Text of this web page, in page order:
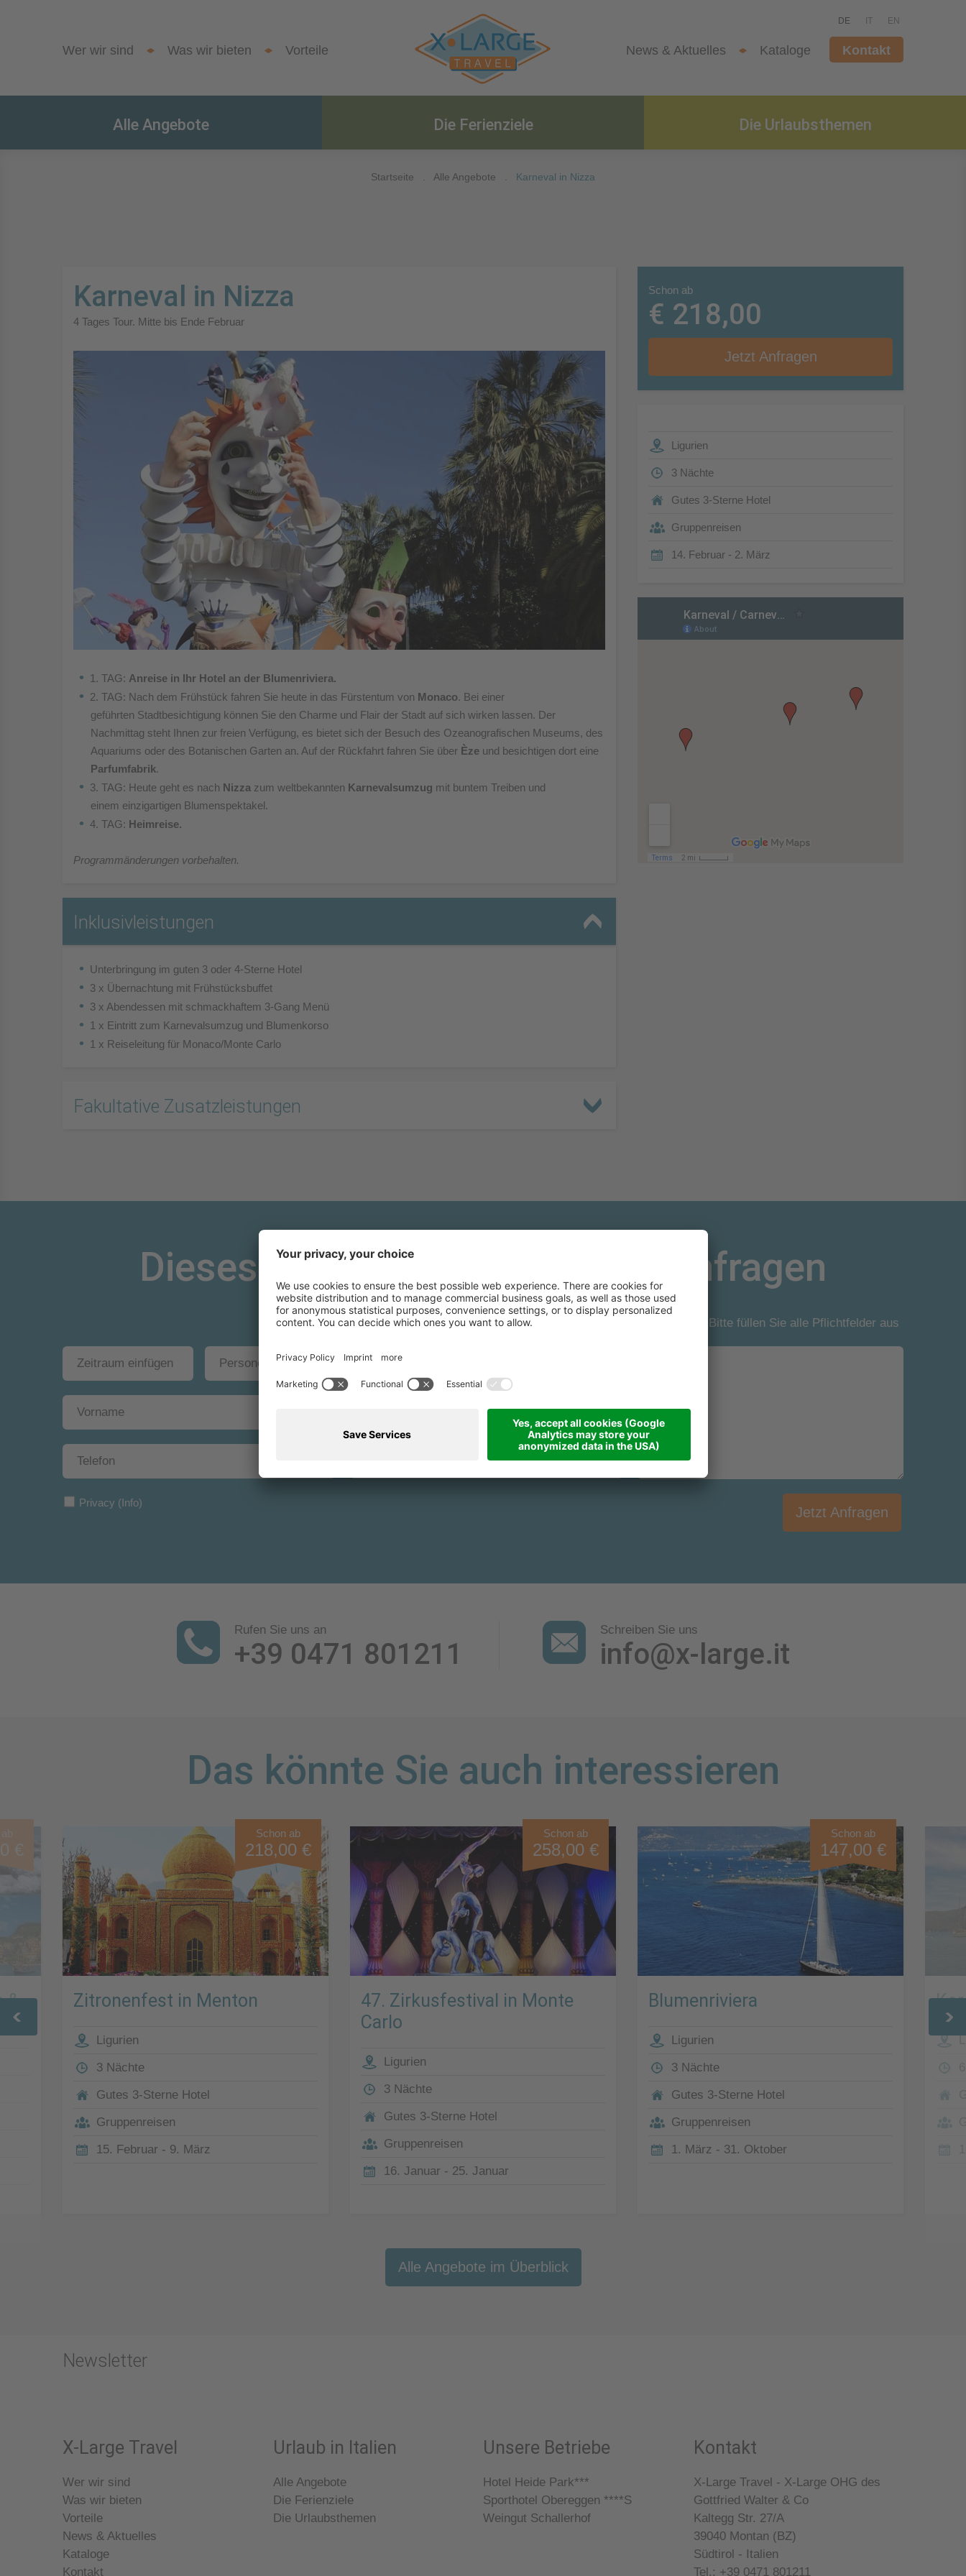
DE IT EN
Wer wir sind Was wir bieten Vorteile News & Aktuelles Kataloge Kontakt
Alle Angebote Die Ferienziele Die Urlaubsthemen
Startseite Alle Angebote Karneval in Nizza
Karneval in Nizza
4 Tages Tour. Mitte bis Ende Februar
1. TAG: Anreise in Ihr Hotel an der Blumenriviera.
2. TAG: Nach dem Frühstück fahren Sie heute in das Fürstentum von Monaco. Bei einer
geführten Stadtbesichtigung können Sie den Charme und Flair der Stadt auf sich wirken lassen. Der
Nachmittag steht Ihnen zur freien Verfügung, es bietet sich der Besuch des Ozeanografischen Museums, des
Aquariums oder des Botanischen Garten an. Auf der Rückfahrt fahren Sie über Èze und besichtigen dort eine
Parfumfabrik.
3. TAG: Heute geht es nach Nizza zum weltbekannten Karnevalsumzug mit buntem Treiben und
einem einzigartigen Blumenspektakel.
4. TAG: Heimreise.
Programmänderungen vorbehalten.
Inklusivleistungen
Unterbringung im guten 3 oder 4-Sterne Hotel
3 x Übernachtung mit Frühstücksbuffet
3 x Abendessen mit schmackhaftem 3-Gang Menü
1 x Eintritt zum Karnevalsumzug und Blumenkorso
1 x Reiseleitung für Monaco/Monte Carlo
Fakultative Zusatzleistungen
Schon ab
€ 218,00
Jetzt Anfragen
Ligurien
3 Nächte
Gutes 3-Sterne Hotel
Gruppenreisen
14. Februar - 2. März
Dieses Angebot unverbindlich anfragen
*Bitte füllen Sie alle Pflichtfelder aus
Privacy (Info)
Jetzt Anfragen
Rufen Sie uns an
+39 0471 801211
Schreiben Sie uns
info@x-large.it
Das könnte Sie auch interessieren
€
&
Schon ab
218,00 €
Zitronenfest in Menton
Ligurien
3 Nächte
Gutes 3-Sterne Hotel
Gruppenreisen
15. Februar - 9. März
Schon ab
258,00 €
47. Zirkusfestival in Monte
Carlo
Ligurien
3 Nächte
Gutes 3-Sterne Hotel
Gruppenreisen
16. Januar - 25. Januar
Schon ab
147,00 €
Blumenriviera
Ligurien
3 Nächte
Gutes 3-Sterne Hotel
Gruppenreisen
1. März - 31. Oktober
Alle Angebote im Überblick
Newsletter
X-Large Travel
Wer wir sind
Was wir bieten
Vorteile
News & Aktuelles
Kataloge
Kontakt
Urlaub in Italien
Alle Angebote
Die Ferienziele
Die Urlaubsthemen
Unsere Betriebe
Hotel Heide Park***
Sporthotel Obereggen ****S
Weingut Schallerhof
Kontakt
X-Large Travel - X-Large OHG des
Gottfried Walter & Co
Kaltegg Str. 27/A
39040 Montan (BZ)
Südtirol - Italien
Tel.: +39 0471 801211